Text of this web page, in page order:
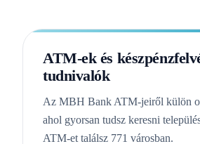
ATM-ek és
tudnivalók
Az MBH Bank ATM-jeiről külön
ahol gyorsan tudsz keresni
ATM-et találsz 771 városban.